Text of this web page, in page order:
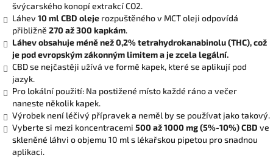
švýcarského konopí extrakcí CO2.
Láhev 10 ml CBD oleje rozpuštěného v MCT oleji odpovídá
přibližně 270 až 300 kapkám.
Láhev obsahuje méně než 0,2% tetrahydrokanabinolu (THC), což
je pod evropským zákonným limitem a je zcela legální.
CBD se nejčastěji užívá ve formě kapek, které se aplikují pod
jazyk.
Pro lokální použití: Na postižené místo každé ráno a večer
naneste několik kapek.
Výrobek není léčivý přípravek a neměl by se používat jako takový.
Vyberte si mezi koncentracemi 500 až 1000 mg (5%-10%) CBD ve
skleněné láhvi o objemu 10 ml s lékařskou pipetou pro snadnou
aplikaci.